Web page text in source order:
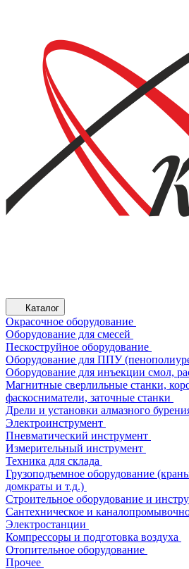
Каталог
Окрасочное оборудование
Оборудование для смесей
Пескоструйное оборудование
Оборудование для ППУ
Оборудование для инъекции смол,
Магнитные сверлильные станки,
фаскосниматели, заточные станки
Дрели и установки алмазного
Электроинструмент
Пневматический инструмент
Измерительный инструмент
Техника для склада
Грузоподъемное оборудование
домкраты и т.д.)
Строительное оборудование и
Сантехническое и
Электростанции
Компрессоры и подготовка воздуха
Отопительное оборудование
Прочее